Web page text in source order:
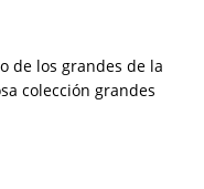
de los grandes de la
colección grandes